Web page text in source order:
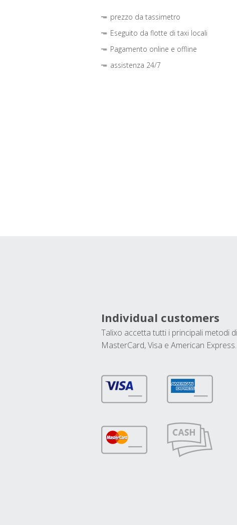
prezzo da tassimetro
Eseguito da flotte di taxi locali
Pagamento online e offline
assistenza 24/7
Individual customers
Talixo accetta tutti i principali metodi
MasterCard, Visa e American Express.